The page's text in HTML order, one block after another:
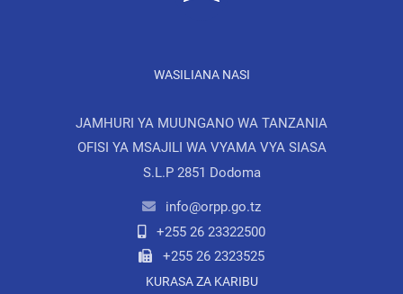
WASILIANA NASI
JAMHURI YA MUUNGANO WA TANZANIA
OFISI YA MSAJILI WA VYAMA VYA SIASA
S.L.P 2851 Dodoma
info@orpp.go.tz
+255 26 23322500
+255 26 2323525
KURASA ZA KARIBU